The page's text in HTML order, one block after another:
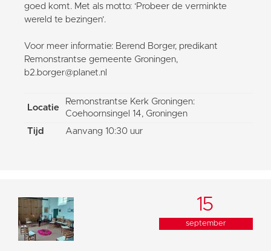
goed komt. Met als motto: ‘Probeer de verminkte
wereld te bezingen’.
Voor meer informatie: Berend Borger, predikant
Remonstrantse gemeente Groningen,
b2.borger@planet.nl
Locatie
Remonstrantse Kerk Groningen:
Coehoornsingel 14, Groningen
Tijd
Aanvang 10:30 uur
15
september